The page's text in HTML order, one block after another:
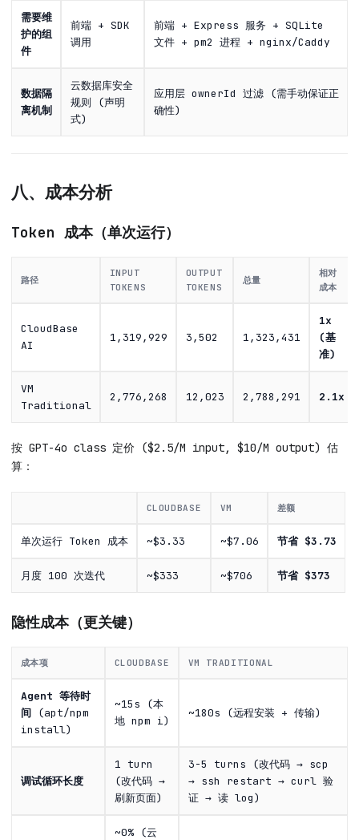
需要维
护的组
件
前端 + SDK
调用
前端 + Express 服务 + SQLite
文件 + pm2 进程 + nginx/Caddy
数据隔
离机制
云数据库安全
规则 (声明
式)
应用层 ownerId 过滤 (需手动保证正
确性)
八、成本分析
Token 成本（单次运行）
路径
INPUT
TOKENS
OUTPUT
TOKENS
总量
相对
成本
CloudBase
AI
1,319,929 3,502 1,323,431
1x
(基
准)
VM
Traditional
2,776,268 12,023 2,788,291 2.1x
按 GPT-4o class 定价 ($2.5/M input, $10/M output) 估
算：
CLOUDBASE VM 差额
单次运行 Token 成本 ~$3.33 ~$7.06 节省 $3.73
月度 100 次迭代 ~$333 ~$706 节省 $373
隐性成本（更关键）
成本项 CLOUDBASE VM TRADITIONAL
Agent 等待时
间(apt/npm
install)
~15s (本
地 npm i)
~180s (远程安装 + 传输)
调试循环长度
1 turn
(改代码 →
刷新页面)
3-5 turns (改代码 → scp
→ ssh restart → curl 验
证 → 读 log)
~0% (云